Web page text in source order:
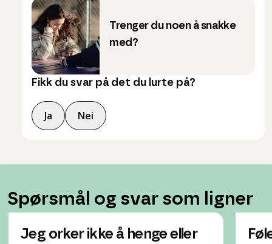
Trenger du noen å snakke
med?
Fikk du svar på det du lurte på?
Ja Nei
Spørsmål og svar som ligner
Jeg orker ikke å henge eller